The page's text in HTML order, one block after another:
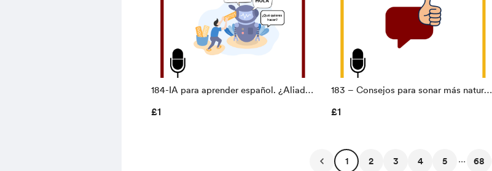
184-IA para aprender español. ¿Aliada,
£1
183 – Consejos para sonar más natural
£1
1 2 3 4 5 ... 68